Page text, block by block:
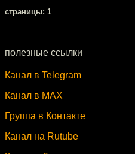
cтраницы: 1
полезные ссылки
Канал в Telegram
Канал в MAX
Группа в Контакте
Канал на Rutube